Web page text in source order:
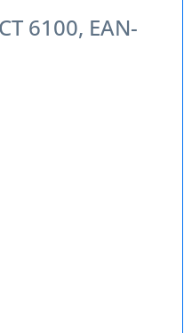
6100, EAN-